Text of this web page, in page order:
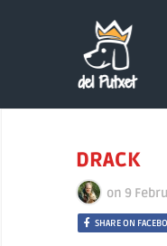
DRACK
on 9
SHARE ON